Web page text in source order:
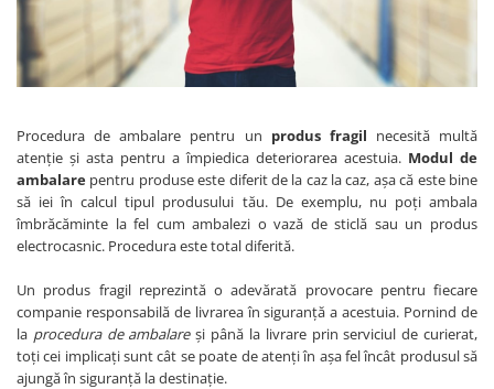
Plicuri de carton
Plicuri cu bule
Plicuri ecommerce
Pungi si sacose
Pungi curierat
Pungi coloane de aer
Pungi hartie
Pungi ziplock cu fermoar
Tuburi de carton
Procedura de ambalare pentru un produs fragil necesită multă
atenție și asta pentru a împiedica deteriorarea acestuia. Modul de
ambalare pentru produse este diferit de la caz la caz, așa că este bine
să iei în calcul tipul produsului tău. De exemplu, nu poți ambala
îmbrăcăminte la fel cum ambalezi o vază de sticlă sau un produs
electrocasnic. Procedura este total diferită.
Un produs fragil reprezintă o adevărată provocare pentru fiecare
companie responsabilă de livrarea în siguranță a acestuia. Pornind de
la procedura de ambalareși până la livrare prin serviciul de curierat,
toți cei implicați sunt cât se poate de atenți în așa fel încât produsul să
ajungă în siguranță la destinație.